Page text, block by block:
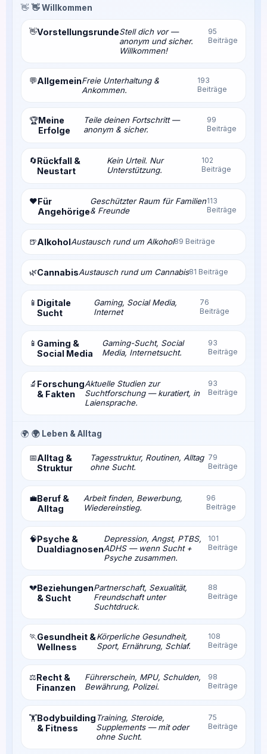
👋 👋 Willkommen
👋VorstellungsrundeStell dich vor —
anonym und sicher.
Willkommen!
95
Beiträge
💬AllgemeinFreie Unterhaltung &
Ankommen.
193
Beiträge
🏆Meine
Erfolge
Teile deinen Fortschritt —
anonym & sicher.
99
Beiträge
🔄Rückfall &
Neustart
Kein Urteil. Nur
Unterstützung.
102
Beiträge
❤️Für
Angehörige
Geschützter Raum für Familien
& Freunde
113
Beiträge
🍺AlkoholAustausch rund um Alkohol89 Beiträge
🌿CannabisAustausch rund um Cannabis81 Beiträge
📱 Digitale
Sucht
Gaming, Social Media,
Internet
76
Beiträge
📱 Gaming &
Social Media
Gaming-Sucht, Social
Media, Internetsucht.
93
Beiträge
🔬 Forschung
& Fakten
Aktuelle Studien zur
Suchtforschung — kuratiert, in
Laiensprache.
93
Beiträge
🌍 🌍 Leben & Alltag
📅Alltag &
Struktur
Tagesstruktur, Routinen, Alltag
ohne Sucht.
79
Beiträge
💼Beruf &
Alltag
Arbeit finden, Bewerbung,
Wiedereinstieg.
96
Beiträge
🧠Psyche &
Dualdiagnosen
Depression, Angst, PTBS,
ADHS — wenn Sucht +
Psyche zusammen.
101
Beiträge
💔Beziehungen
& Sucht
Partnerschaft, Sexualität,
Freundschaft unter
Suchtdruck.
88
Beiträge
🏃Gesundheit &
Wellness
Körperliche Gesundheit,
Sport, Ernährung, Schlaf.
108
Beiträge
⚖️Recht &
Finanzen
Führerschein, MPU, Schulden,
Bewährung, Polizei.
98
Beiträge
🏋️Bodybuilding
& Fitness
Training, Steroide,
Supplements — mit oder
ohne Sucht.
75
Beiträge